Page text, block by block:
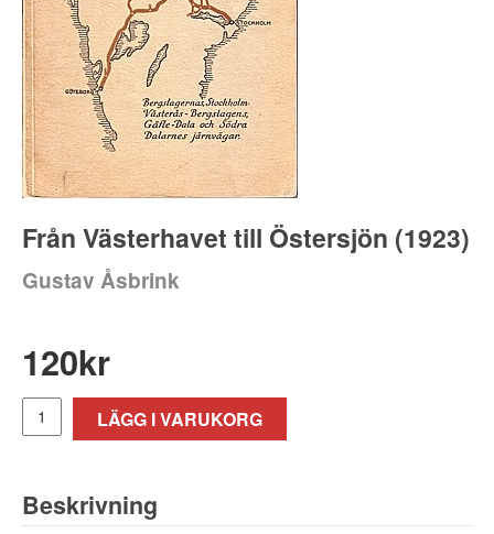
Från Västerhavet till Östersjön (1923)
Gustav Åsbrink
120kr
LÄGG I VARUKORG
Beskrivning